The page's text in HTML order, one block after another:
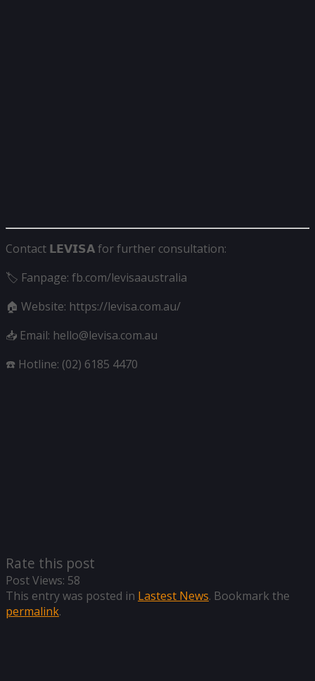
Contact 𝗟𝗘𝗩𝗜𝗦𝗔 for further consultation:
🏷 Fanpage: fb.com/levisaaustralia
🏠 Website: https://levisa.com.au/
📥 Email: hello@levisa.com.au
☎️ Hotline: (02) 6185 4470
Rate this post
Post Views: 58
This entry was posted in Lastest News. Bookmark the
permalink.